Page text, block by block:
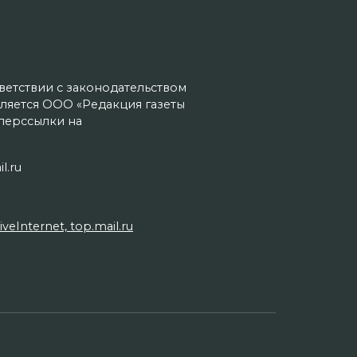
с законодательством
ООО «Редакция газеты
на
top.mail.ru